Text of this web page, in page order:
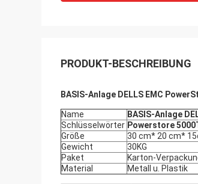
PRODUKT-BESCHREIBUNG
BASIS-Anlage DELLS EMC
Name
BASIS-Anlage
Schlüsselwörter Powerstore
Größe
30 cm* 20 cm*
Gewicht
30KG
Paket
Karton-
Material
Metall u. Plastik